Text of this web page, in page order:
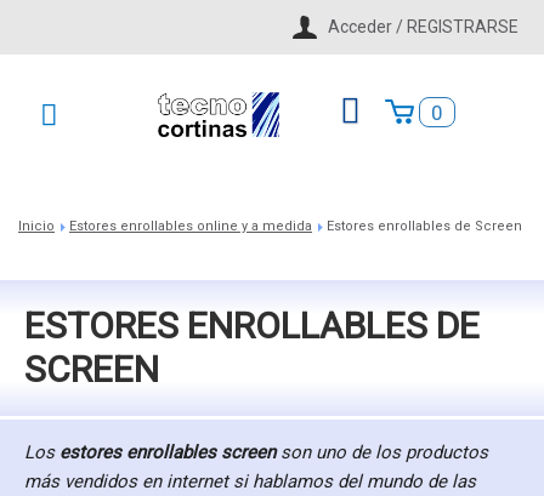
Acceder / REGISTRARSE
0
Inicio
>
Estores enrollables online y a medida Estores enrollables de Screen
ESTORES ENROLLABLES DE
SCREEN
Losestores enrollables screenson uno de los productos
más vendidos en internet si hablamos del mundo de las